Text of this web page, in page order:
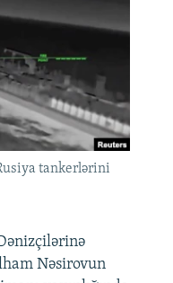
tankerlərini
Nəsirovun